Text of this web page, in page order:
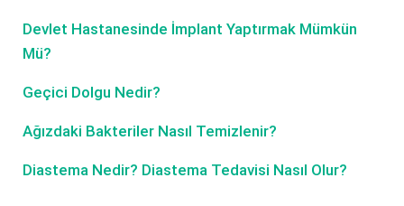
Devlet Hastanesinde İmplant Yaptırmak Mümkün
Mü?
Geçici Dolgu Nedir?
Ağızdaki Bakteriler Nasıl Temizlenir?
Diastema Nedir? Diastema Tedavisi Nasıl Olur?